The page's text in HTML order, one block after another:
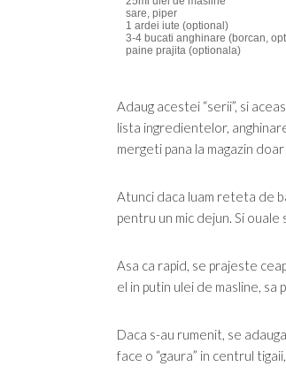
sare, piper
1 ardei iute (optional)
3-4 bucati anghinare (borcan,
paine prajita (optionala)
Adaug acestei “serii”, si
lista ingredientelor,
mergeti pana la magazin
Atunci daca luam reteta de
pentru un mic dejun. Si
Asa ca rapid, se prajeste
el in putin ulei de masline, sa
Daca s-au rumenit, se
face o “gaura” in centrul